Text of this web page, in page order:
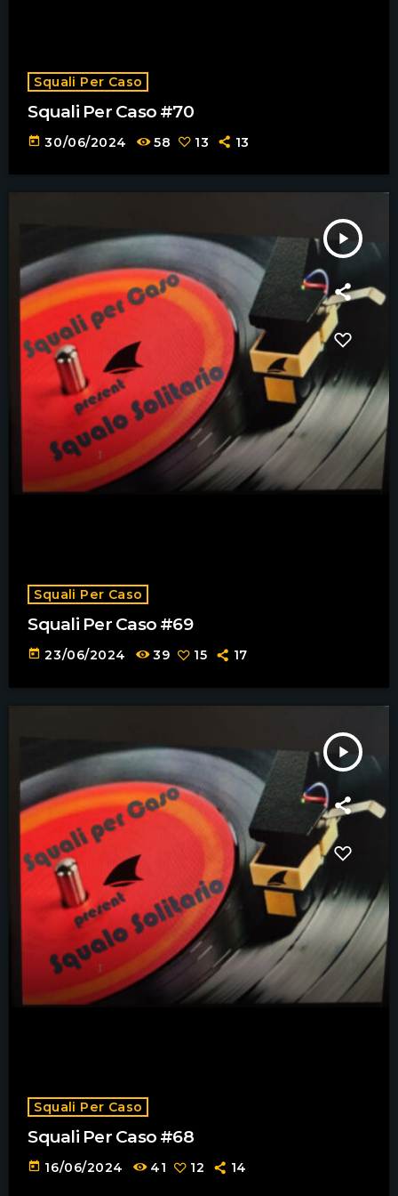
Squali Per Caso
Squali Per Caso #70
today 30/06/2024 58 13 13
play_arrow
Squali Per Caso
Squali Per Caso #69
today 23/06/2024 39 15 17
play_arrow
Squali Per Caso
Squali Per Caso #68
today 16/06/2024 41 12 14